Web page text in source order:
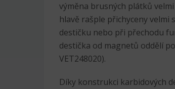
výměna brusných plátků
hlavě rašple přichyceny velmi
destičku nebo při přechodu
destička od magnetů oddělí
VET248020).
Díky konstrukci karbidových